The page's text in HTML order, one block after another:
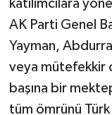
katılımcılara
AK Parti Genel
Yayman,
veya mütefekkir
başına bir
tüm ömrünü Türk